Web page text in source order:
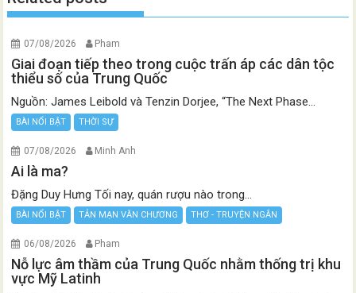
07/08/2026 Pham
Giai đoạn tiếp theo trong cuộc trấn áp các dân tộc
thiểu số của Trung Quốc
Nguồn: James Leibold và Tenzin Dorjee, “The Next Phase...
BÀI NỔI BẬT THỜI SỰ
07/08/2026 Minh Anh
Ai là ma?
Đặng Duy Hưng Tối nay, quán rượu nào trong...
BÀI NỔI BẬT TẢN MẠN VĂN CHƯƠNG THƠ - TRUYỆN NGẮN
06/08/2026 Pham
Nỗ lực âm thầm của Trung Quốc nhằm thống trị khu
vực Mỹ Latinh